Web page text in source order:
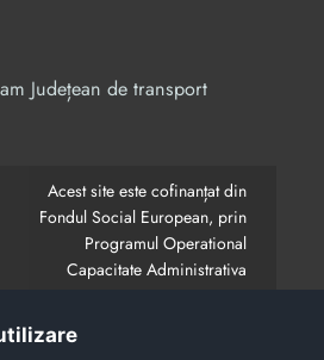
Județean de transport
Acest site este cofinanțat din
Fondul Social European, prin
Programul Operational
Capacitate Administrativa
128880/652;